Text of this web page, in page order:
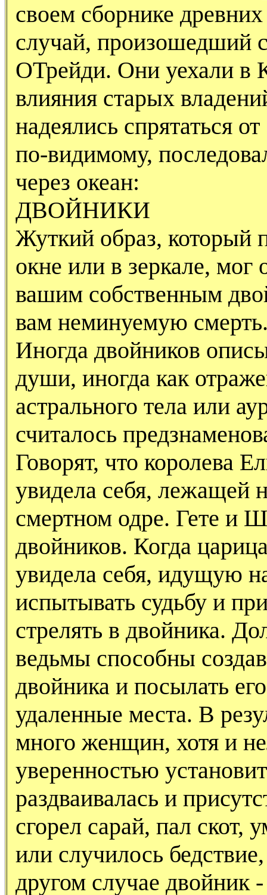
своем сборнике
случай, произошедший
ОТрейди. Они уехали в
влияния старых
надеялись спрятаться
по-видимому,
через океан:
ДВОЙНИКИ
Жуткий образ, который
окне или в зеркале, мог
вашим собственным
вам неминуемую
Иногда двойников
души, иногда как
астрального тела или
считалось
Говорят, что королева
увидела себя, лежащей
смертном одре. Гете и
двойников. Когда
увидела себя, идущую
испытывать судьбу и
стрелять в двойника.
ведьмы способны
двойника и посылать
удаленные места. В
много женщин, хотя и
уверенностью
раздваивалась и
сгорел сарай, пал скот,
или случилось
другом случае двойник